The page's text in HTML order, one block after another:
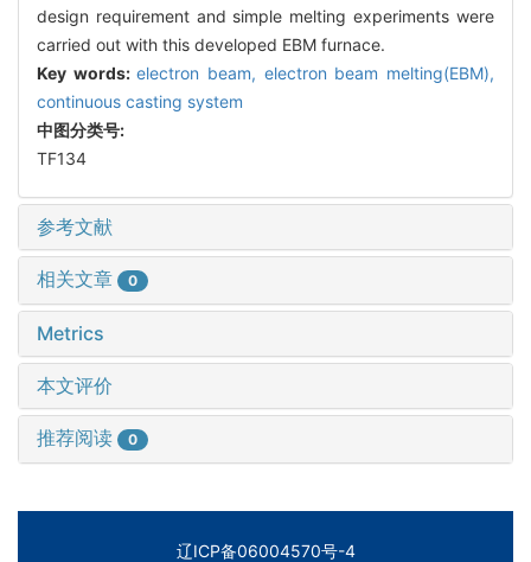
design requirement and simple melting experiments were
carried out with this developed EBM furnace.
Key words:electron beam, electron beam melting(EBM),
continuous casting system
中图分类号:
TF134
参考文献
相关文章 0
Metrics
本文评价
推荐阅读 0
辽ICP备06004570号-4